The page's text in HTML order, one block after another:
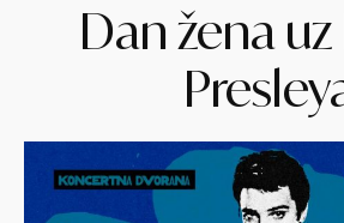
Dan žena uz